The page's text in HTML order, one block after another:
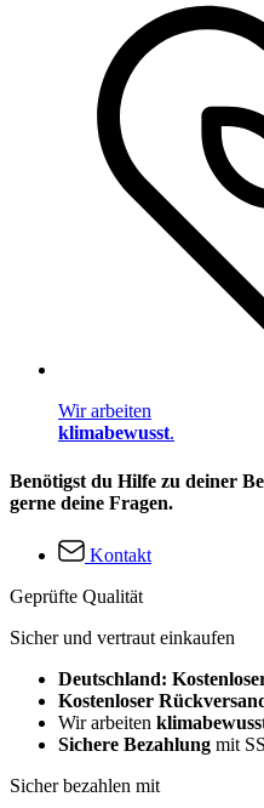
Wir arbeiten
klimabewusst.
Benötigst du Hilfe zu deiner
gerne deine Fragen.
Kontakt
Geprüfte Qualität
Sicher und vertraut einkaufen
Deutschland:
Kostenloser
Wir arbeiten
Sichere Bezahlung mit
Sicher bezahlen mit